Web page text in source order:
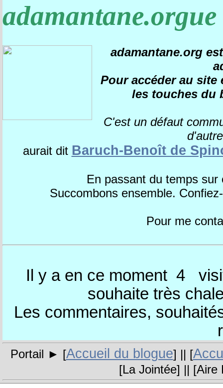
adamantane.orgue
adamantane.org
Pour accéder au site
les touches du
C'est un défaut
aurait dit Baruch-Benoît de
En passant du temps
Succombons ensemble.
Pour me
Il y a en ce moment 4
souhaite très
Les commentaires,
Portail ► [Accueil du blogue] || [
[La Jointée] || [Aire